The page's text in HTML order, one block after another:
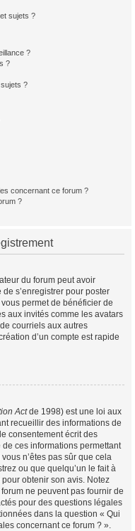
sujets ?
?
?
?
concernant ce forum ?
?
du forum peut avoir
s’enregistrer pour poster
permet de bénéficier de
aux invités comme les avatars
courriels aux autres
d’un compte est rapide
Actde 1998) est une loi aux
recueillir des informations de
consentement écrit des
ces informations permettant
n’êtes pas sûr que cela
ou que quelqu’un le fait à
obtenir son avis. Notez
ne peuvent pas fournir de
pour des questions légales
dans la question « Qui
concernant ce forum ? ».